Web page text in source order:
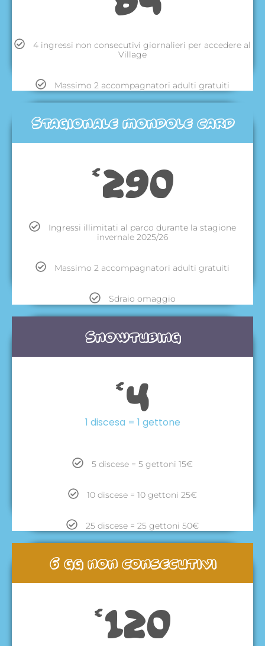
4 ingressi non consecutivi giornalieri per accedere al
Village
Massimo 2 accompagnatori adulti gratuiti
Stagionale mondole card
€290
Ingressi illimitati al parco durante la stagione
invernale 2025/26
Massimo 2 accompagnatori adulti gratuiti
Sdraio omaggio
Snowtubing
€4
1 discesa = 1 gettone
5 discese = 5 gettoni 15€
10 discese = 10 gettoni 25€
25 discese = 25 gettoni 50€
6 gg non consecutivi
€120